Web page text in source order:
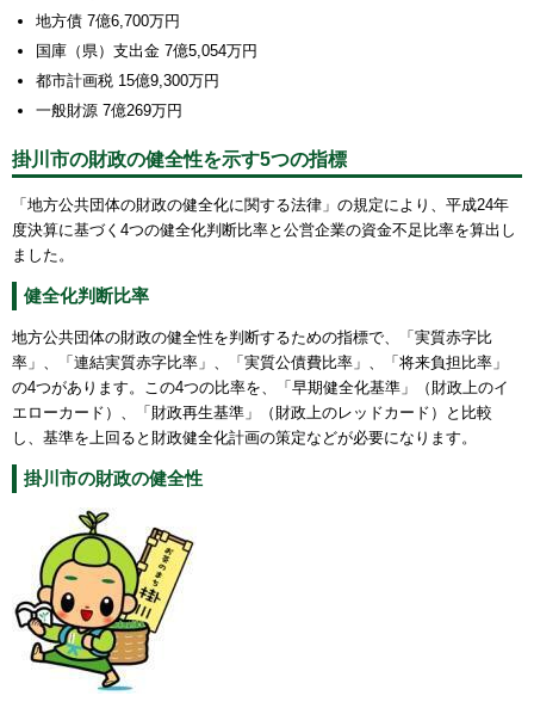
地方債 7億6,700万円
国庫（県）支出金 7億5,054万円
都市計画税 15億9,300万円
一般財源 7億269万円
掛川市の財政の健全性を示す5つの指標
「地方公共団体の財政の健全化に関する法律」の規定により、平成24年
度決算に基づく4つの健全化判断比率と公営企業の資金不足比率を算出し
ました。
健全化判断比率
地方公共団体の財政の健全性を判断するための指標で、「実質赤字比
率」、「連結実質赤字比率」、「実質公債費比率」、「将来負担比率」
の4つがあります。この4つの比率を、「早期健全化基準」（財政上のイ
エローカード）、「財政再生基準」（財政上のレッドカード）と比較
し、基準を上回ると財政健全化計画の策定などが必要になります。
掛川市の財政の健全性